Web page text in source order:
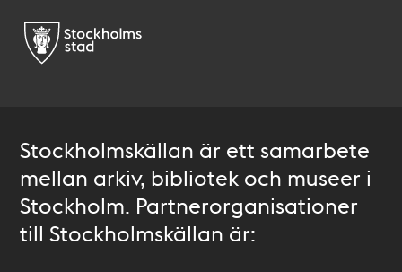
Stockholmskällan är ett samarbete
mellan arkiv, bibliotek och museer i
Stockholm. Partnerorganisationer
till Stockholmskällan är: